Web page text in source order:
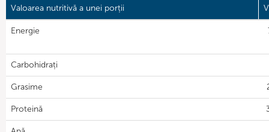
Valoarea nutritivă a unei porții
Energie
Carbohidrați
Grasime
Proteină